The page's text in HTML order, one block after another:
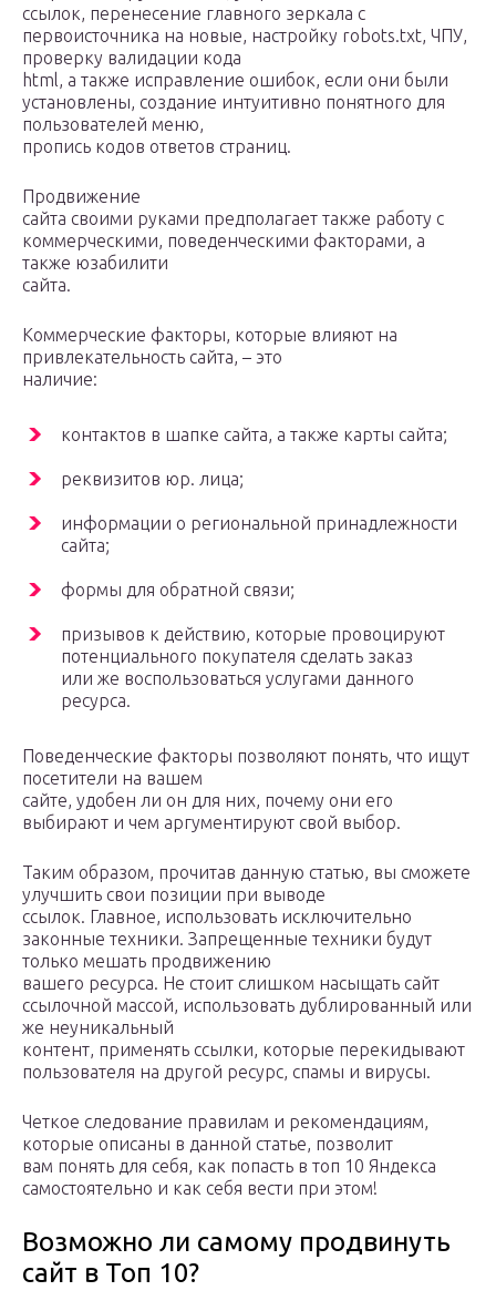
ссылок, перенесение главного зеркала с
первоисточника на новые, настройку robots.txt, ЧПУ,
проверку валидации кода
html, а также исправление ошибок, если они были
установлены, создание интуитивно понятного для
пользователей меню,
пропись кодов ответов страниц.
Продвижение
сайта своими руками предполагает также работу с
коммерческими, поведенческими факторами, а
также юзабилити
сайта.
Коммерческие факторы, которые влияют на
привлекательность сайта, – это
наличие:
контактов в шапке сайта, а также карты сайта;
реквизитов юр. лица;
информации о региональной принадлежности
сайта;
формы для обратной связи;
призывов к действию, которые провоцируют
потенциального покупателя сделать заказ
или же воспользоваться услугами данного
ресурса.
Поведенческие факторы позволяют понять, что ищут
посетители на вашем
сайте, удобен ли он для них, почему они его
выбирают и чем аргументируют свой выбор.
Таким образом, прочитав данную статью, вы сможете
улучшить свои позиции при выводе
ссылок. Главное, использовать исключительно
законные техники. Запрещенные техники будут
только мешать продвижению
вашего ресурса. Не стоит слишком насыщать сайт
ссылочной массой, использовать дублированный или
же неуникальный
контент, применять ссылки, которые перекидывают
пользователя на другой ресурс, спамы и вирусы.
Четкое следование правилам и рекомендациям,
которые описаны в данной статье, позволит
вам понять для себя, как попасть в топ 10 Яндекса
самостоятельно и как себя вести при этом!
Возможно ли самому продвинуть
сайт в Топ 10?